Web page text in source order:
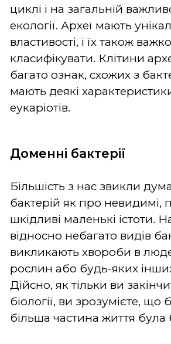
циклі і на загальній
екології. Археї мають
властивості, і їх також важко
класифікувати. Клітини
багато ознак, схожих з
мають деякі
еукаріотів.
Доменні бактерії
Більшість з нас звикли
бактерій як про невидимі,
шкідливі маленькі істоти.
відносно небагато видів
викликають хвороби в
рослин або будь-яких
Дійсно, як тільки ви
біології, ви зрозумієте, що
більша частина життя